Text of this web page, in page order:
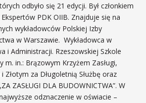
odbyło się 21 edycji. Był członkiem
PDK OIIB. Znajduje się na
wykładowców Polskiej Izby
w Warszawie. Wykładowca w
i Administracji. Rzeszowskiej Szkole
m. in.: Brązowym Krzyżem Zasługi,
Złotym za Długoletnią Służbę oraz
ZASŁUGI DLA BUDOWNICTWA”. W
odznaczenie w oświacie –